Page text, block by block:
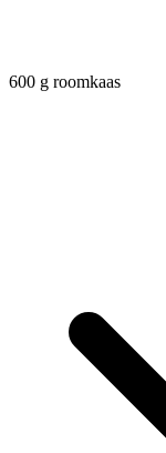
600 g roomkaas